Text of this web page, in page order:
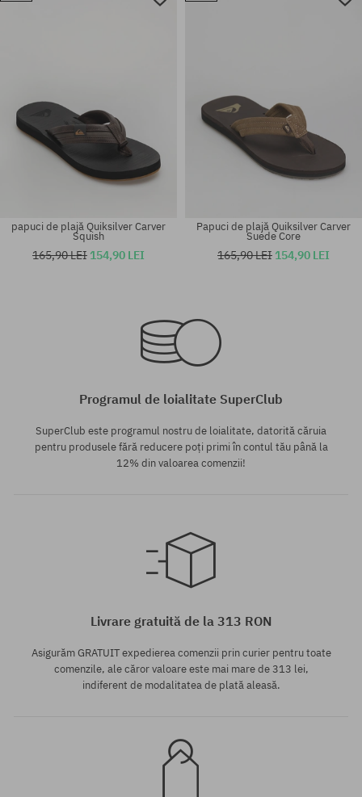
papuci de plajă Quiksilver Carver
Squish
165,90 LEI 154,90 LEI
Mărimi existente:
Papuci de plajă Quiksilver Carver
Suede Core
165,90 LEI 154,90 LEI
Programul de loialitate SuperClub
SuperClub este programul nostru de loialitate, datorită căruia
pentru produsele fără reducere poți primi în contul tău până la
12% din valoarea comenzii!
Livrare gratuită de la 313 RON
Asigurăm GRATUIT expedierea comenzii prin curier pentru toate
comenzile, ale căror valoare este mai mare de 313 lei,
indiferent de modalitatea de plată aleasă.